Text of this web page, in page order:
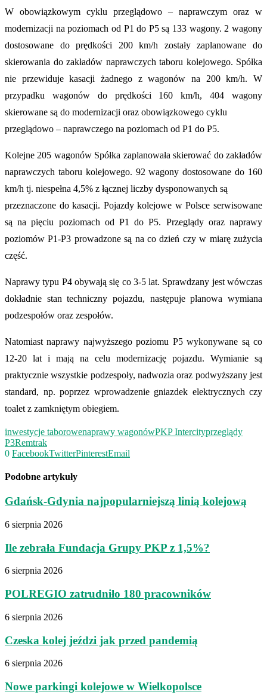
W obowiązkowym cyklu przeglądowo – naprawczym oraz w
modernizacji na poziomach od P1 do P5 są 133 wagony. 2 wagony
dostosowane do prędkości 200 km/h zostały zaplanowane do
skierowania do zakładów naprawczych taboru kolejowego. Spółka
nie przewiduje kasacji żadnego z wagonów na 200 km/h. W
przypadku wagonów do prędkości 160 km/h, 404 wagony
skierowane są do modernizacji oraz obowiązkowego cyklu
przeglądowo – naprawczego na poziomach od P1 do P5.
Kolejne 205 wagonów Spółka zaplanowała skierować do zakładów
naprawczych taboru kolejowego. 92 wagony dostosowane do 160
km/h tj. niespełna 4,5% z łącznej liczby dysponowanych są
przeznaczone do kasacji. Pojazdy kolejowe w Polsce serwisowane
są na pięciu poziomach od P1 do P5. Przeglądy oraz naprawy
poziomów P1-P3 prowadzone są na co dzień czy w miarę zużycia
część.
Naprawy typu P4 obywają się co 3-5 lat. Sprawdzany jest wówczas
dokładnie stan techniczny pojazdu, następuje planowa wymiana
podzespołów oraz zespołów.
Natomiast naprawy najwyższego poziomu P5 wykonywane są co
12-20 lat i mają na celu modernizację pojazdu. Wymianie są
praktycznie wszystkie podzespoły, nadwozia oraz podwyższany jest
standard, np. poprzez wprowadzenie gniazdek elektrycznych czy
toalet z zamkniętym obiegiem.
inwestycje taborowenaprawy wagonówPKP Intercityprzeglądy
P3Remtrak
0 FacebookTwitterPinterestEmail
Podobne artykuły
Gdańsk-Gdynia najpopularniejszą linią kolejową
6 sierpnia 2026
Ile zebrała Fundacja Grupy PKP z 1,5%?
6 sierpnia 2026
POLREGIO zatrudniło 180 pracowników
6 sierpnia 2026
Czeska kolej jeździ jak przed pandemią
6 sierpnia 2026
Nowe parkingi kolejowe w Wielkopolsce